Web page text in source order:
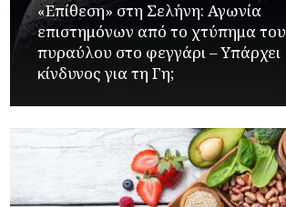
«Επίθεση» στη Σελήνη: Αγωνία
επιστημόνων από το χτύπημα του
πυραύλου στο φεγγάρι – Υπάρχει
κίνδυνος για τη Γη;